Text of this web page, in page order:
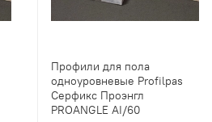
Профили для пола
одноуровневые Profilpas
Серфикс Проэнгл
PROANGLE AI/60